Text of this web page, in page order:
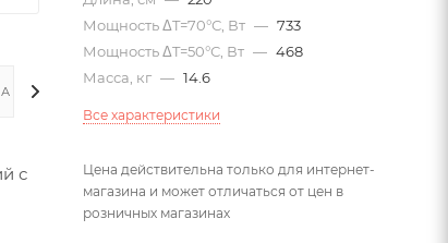
с
Мощность ΔT=70°С, Вт — 733
Мощность ΔT=50°С, Вт — 468
Масса, кг — 14.6
Все характеристики
Цена действительна только для интернет-
магазина и может отличаться от цен в
розничных магазинах